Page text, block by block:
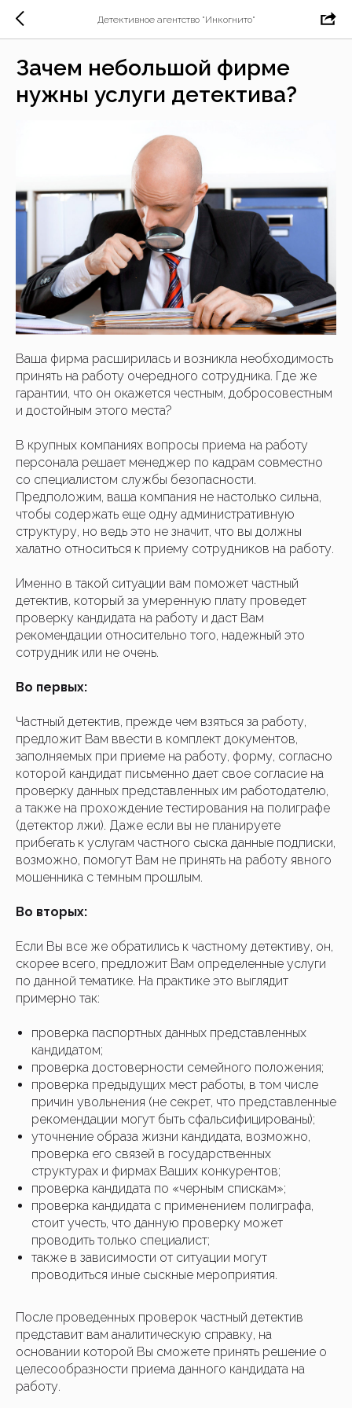
Детективное агентство "Инкогнито"
Зачем небольшой фирме
нужны услуги детектива?
Ваша фирма расширилась и возникла необходимость
принять на работу очередного сотрудника. Где же
гарантии, что он окажется честным, добросовестным
и достойным этого места?
В крупных компаниях вопросы приема на работу
персонала решает менеджер по кадрам совместно
со специалистом службы безопасности.
Предположим, ваша компания не настолько сильна,
чтобы содержать еще одну административную
структуру, но ведь это не значит, что вы должны
халатно относиться к приему сотрудников на работу.
Именно в такой ситуации вам поможет частный
детектив, который за умеренную плату проведет
проверку кандидата на работу и даст Вам
рекомендации относительно того, надежный это
сотрудник или не очень.
Во первых:
Частный детектив, прежде чем взяться за работу,
предложит Вам ввести в комплект документов,
заполняемых при приеме на работу, форму, согласно
которой кандидат письменно дает свое согласие на
проверку данных представленных им работодателю,
а также на прохождение тестирования на полиграфе
(детектор лжи). Даже если вы не планируете
прибегать к услугам частного сыска данные подписки,
возможно, помогут Вам не принять на работу явного
мошенника с темным прошлым.
Во вторых:
Если Вы все же обратились к частному детективу, он,
скорее всего, предложит Вам определенные услуги
по данной тематике. На практике это выглядит
примерно так:
проверка паспортных данных представленных
кандидатом;
проверка достоверности семейного положения;
проверка предыдущих мест работы, в том числе
причин увольнения (не секрет, что представленные
рекомендации могут быть сфальсифицированы);
уточнение образа жизни кандидата, возможно,
проверка его связей в государственных
структурах и фирмах Ваших конкурентов;
проверка кандидата по «черным спискам»;
проверка кандидата с применением полиграфа,
стоит учесть, что данную проверку может
проводить только специалист;
также в зависимости от ситуации могут
проводиться иные сыскные мероприятия.
После проведенных проверок частный детектив
представит вам аналитическую справку, на
основании которой Вы сможете принять решение о
целесообразности приема данного кандидата на
работу.